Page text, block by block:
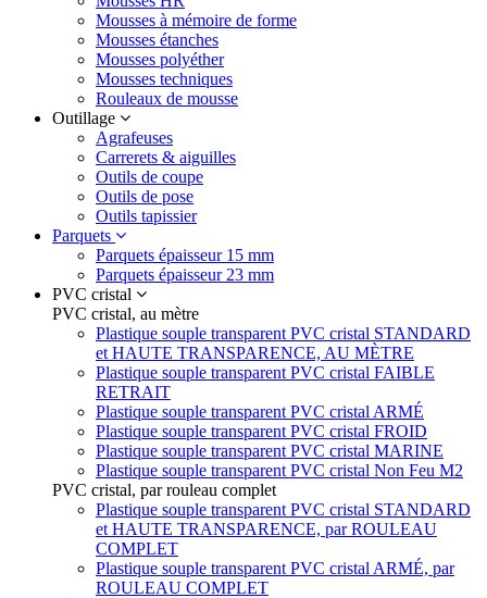
Mousses à mémoire de forme
Mousses étanches
Mousses polyéther
Mousses techniques
Rouleaux de mousse
Outillage
Agrafeuses
Carrerets & aiguilles
Outils de coupe
Outils de pose
Outils tapissier
Parquets
Parquets épaisseur 15 mm
Parquets épaisseur 23 mm
PVC cristal
PVC cristal, au mètre
Plastique souple transparent PVC cristal STANDARD
et HAUTE TRANSPARENCE, AU MÈTRE
Plastique souple transparent PVC cristal FAIBLE
RETRAIT
Plastique souple transparent PVC cristal ARMÉ
Plastique souple transparent PVC cristal FROID
Plastique souple transparent PVC cristal MARINE
Plastique souple transparent PVC cristal Non Feu M2
PVC cristal, par rouleau complet
Plastique souple transparent PVC cristal STANDARD
et HAUTE TRANSPARENCE, par ROULEAU
COMPLET
Plastique souple transparent PVC cristal ARMÉ, par
ROULEAU COMPLET